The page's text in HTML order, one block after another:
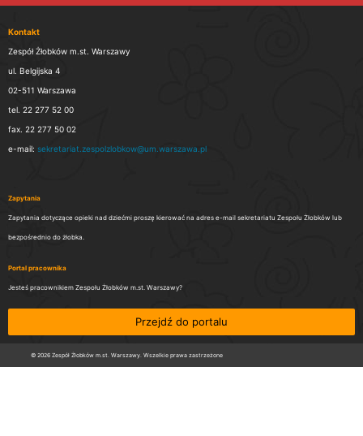
Kontakt
Zespół Żłobków m.st. Warszawy
ul. Belgijska 4
02-511 Warszawa
tel. 22 277 52 00
fax. 22 277 50 02
e-mail: sekretariat.zespolzlobkow@um.warszawa.pl
Zapytania
Zapytania dotyczące opieki nad dziećmi proszę kierować na adres e-mail sekretariatu Zespołu Żłobków lub
bezpośrednio do żłobka.
Portal pracownika
Jesteś pracownikiem Zespołu Żłobków m.st. Warszawy?
Przejdź do portalu
© 2026 Zespół Żłobków m.st. Warszawy. Wszelkie prawa zastrzeżone